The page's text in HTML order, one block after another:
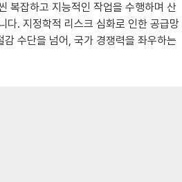
복잡하고 지능적인 작업을 수행하며 산
다. 지정학적 리스크 심화로 인한 공급망
수단을 넘어, 국가 경쟁력을 좌우하는